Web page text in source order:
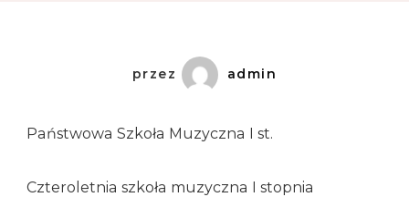
przez admin
Państwowa Szkoła Muzyczna I st.
Czteroletnia szkoła muzyczna I stopnia